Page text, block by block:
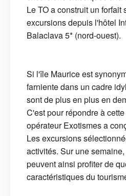
Le TO a construit un forfait
excursions depuis l'hôtel
Balaclava 5* (nord-ouest).
Si l'île Maurice est
farniente dans un cadre
sont de plus en plus en
C'est pour répondre à
opérateur Exotismes a
Les excursions
activités. Sur une
peuvent ainsi profiter de
caractéristiques du